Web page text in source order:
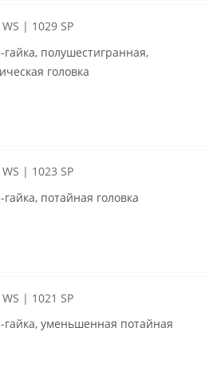
| 1029 SP
гайка, полушестигранная,
головка
| 1023 SP
гайка, потайная головка
| 1021 SP
гайка, уменьшенная потайная